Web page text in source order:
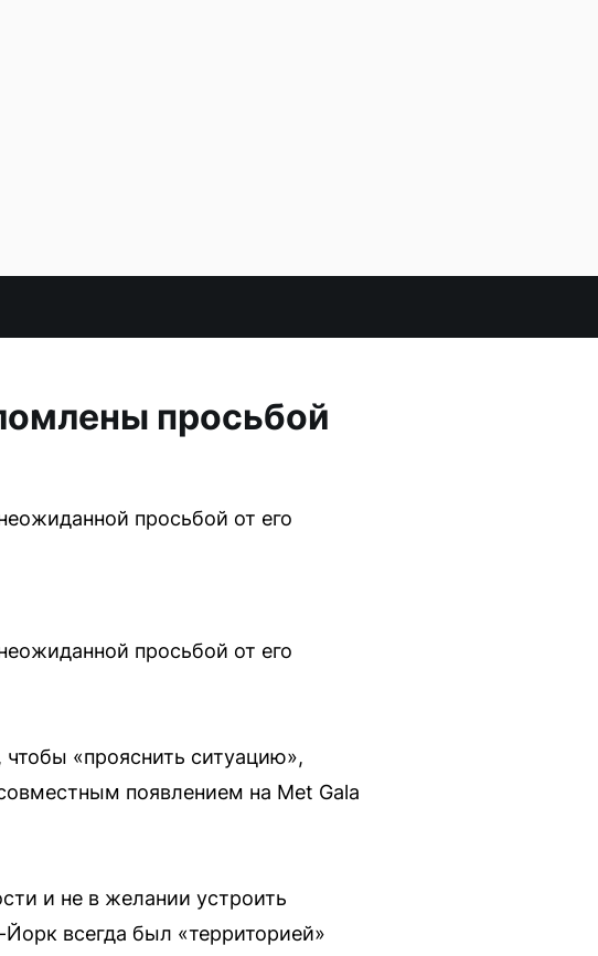
просьбой
просьбой от его
просьбой от его
«прояснить ситуацию»,
появлением на Met Gala
и не в желании устроить
всегда был «территорией»